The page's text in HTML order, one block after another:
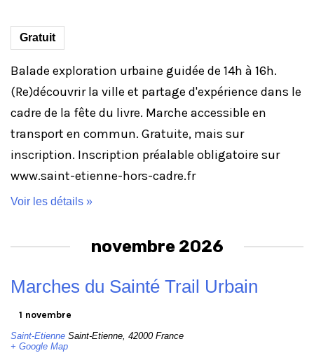
Gratuit
Balade exploration urbaine guidée de 14h à 16h.
(Re)découvrir la ville et partage d'expérience dans le
cadre de la fête du livre. Marche accessible en
transport en commun. Gratuite, mais sur
inscription. Inscription préalable obligatoire sur
www.saint-etienne-hors-cadre.fr
Voir les détails »
novembre 2026
Marches du Sainté Trail Urbain
1 novembre
Saint-Etienne Saint-Etienne 42000 France
+ Google Map